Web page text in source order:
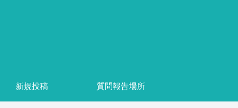
新規投稿 質問報告場所